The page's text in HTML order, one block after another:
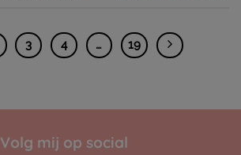
3 4 … 19
Volg mij op social